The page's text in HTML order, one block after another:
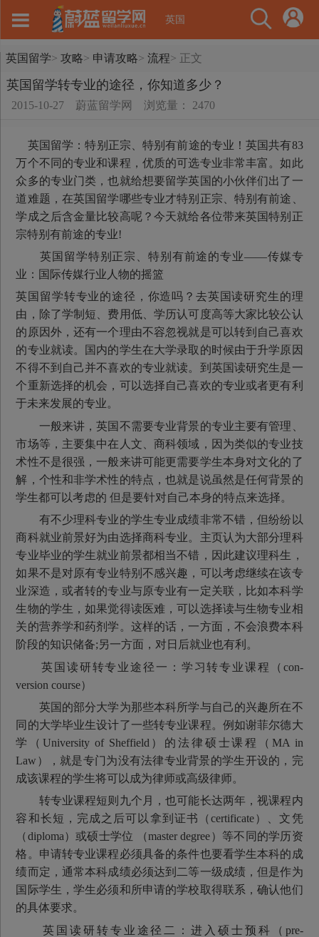
英国
英国留学> 攻略> 申请攻略> 流程> 正文
英国留学转专业的途径，你知道多少？
2015-10-27 蔚蓝留学网 浏览量： 2470
英国留学：特别正宗、特别有前途的专业！英国共有83
万个不同的专业和课程，优质的可选专业非常丰富。如此
众多的专业门类，也就给想要留学英国的小伙伴们出了一
道难题，在英国留学哪些专业才特别正宗、特别有前途、
学成之后含金量比较高呢？今天就给各位带来英国特别正
宗特别有前途的专业!
英国留学特别正宗、特别有前途的专业——传媒专
业：国际传媒行业人物的摇篮
英国留学转专业的途径，你造吗？去英国读研究生的理
由，除了学制短、费用低、学历认可度高等大家比较公认
的原因外，还有一个理由不容忽视就是可以转到自己喜欢
的专业就读。国内的学生在大学录取的时候由于升学原因
不得不到自己并不喜欢的专业就读。到英国读研究生是一
个重新选择的机会，可以选择自己喜欢的专业或者更有利
于未来发展的专业。
一般来讲，英国不需要专业背景的专业主要有管理、
市场等，主要集中在人文、商科领域，因为类似的专业技
术性不是很强，一般来讲可能更需要学生本身对文化的了
解，个性和非学术性的特点，也就是说虽然是任何背景的
学生都可以考虑的 但是要针对自己本身的特点来选择。
有不少理科专业的学生专业成绩非常不错，但纷纷以
商科就业前景好为由选择商科专业。主页认为大部分理科
专业毕业的学生就业前景都相当不错，因此建议理科生，
如果不是对原有专业特别不感兴趣，可以考虑继续在该专
业深造，或者转的专业与原专业有一定关联，比如本科学
生物的学生，如果觉得读医难，可以选择读与生物专业相
关的营养学和药剂学。这样的话，一方面，不会浪费本科
阶段的知识储备;另一方面，对日后就业也有利。
英国读研转专业途径一：学习转专业课程（con-
version course）
英国的部分大学为那些本科所学与自己的兴趣所在不
同的大学毕业生设计了一些转专业课程。例如谢菲尔德大
学（University of Sheffield）的法律硕士课程（MA in
Law），就是专门为没有法律专业背景的学生开设的，完
成该课程的学生将可以成为律师或高级律师。
转专业课程短则九个月，也可能长达两年，视课程内
容和长短，完成之后可以拿到证书（certificate）、文凭
（diploma）或硕士学位 （master degree）等不同的学历资
格。申请转专业课程必须具备的条件也要看学生本科的成
绩而定，通常本科成绩必须达到二等一级成绩，但是作为
国际学生，学生必须和所申请的学校取得联系，确认他们
的具体要求。
英国读研转专业途径二：进入硕士预科（pre-